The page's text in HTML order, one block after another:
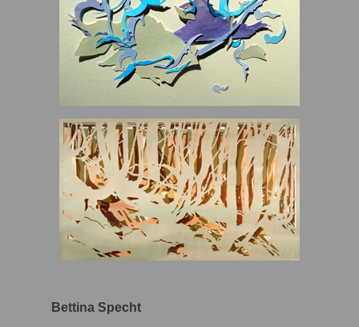
Bettina Specht